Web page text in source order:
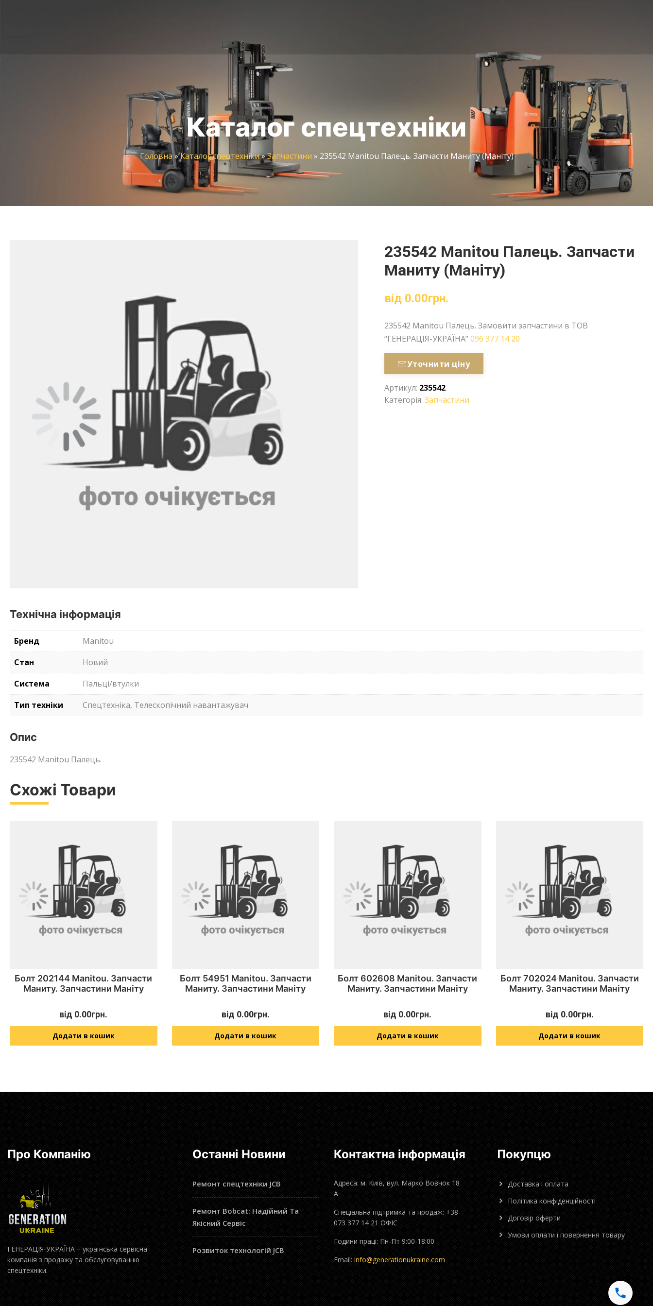
Каталог спецтехніки
Головна »Каталог спецтехніки»Запчастини » 235542 Manitou Палець. Запчасти Маниту (Маніту)
235542 Manitou Палець. Запчасти
Маниту (Маніту)
від 0.00грн.
235542 Manitou Палець. Замовити запчастини в ТОВ
“ГЕНЕРАЦІЯ-УКРАЇНА”096 377 14 20
Уточнити ціну
Артикул: 235542
Категорія:Запчастини
Технічна інформація
Бренд
Manitou
Стан
Новий
Система
Пальці/втулки
Тип техніки
Спецтехніка, Телескопічний навантажувач
Опис
235542 Manitou Палець.
Схожі Товари
Болт 202144 Manitou. Запчасти
Маниту. Запчастини Маніту
від 0.00грн.
Додати в кошик
Болт 54951 Manitou. Запчасти
Маниту. Запчастини Маніту
від 0.00грн.
Додати в кошик
Болт 602608 Manitou. Запчасти
Маниту. Запчастини Маніту
від 0.00грн.
Додати в кошик
Болт 702024 Manitou. Запчасти
Маниту. Запчастини Маніту
від 0.00грн.
Додати в кошик
Про Компанію
ГЕНЕРАЦІЯ-УКРАЇНА – українська сервісна
компанія з продажу та обслуговуванню
спецтехніки.
Останні Новини
Ремонт спецтехніки JCB
Ремонт Bobcat: Надійний Та
Якісний Сервіс
Розвиток технологій JCB
Контактна інформація
Адреса: м. Київ, вул. Марко Вовчок 18
А
Спеціальна підтримка та продаж: +38
073 377 14 21 ОФІС
Години праці: Пн-Пт 9:00-18:00
Email: info@generationukraine.com
Покупцю
Доставка і оплата
Політика конфіденційності
Договір оферти
Умови оплати і повернення товару